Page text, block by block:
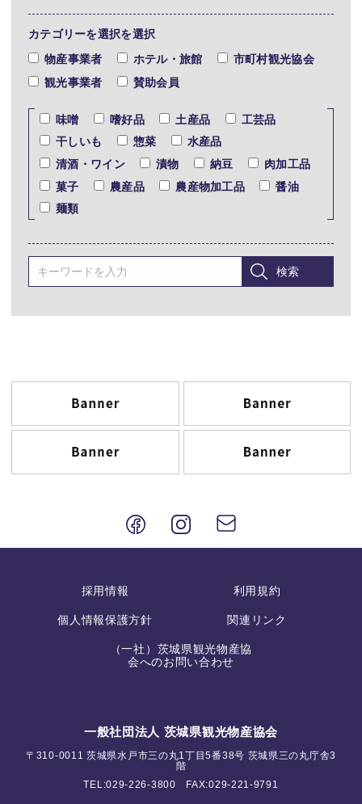
カテゴリーを選択を選択
物産事業者
ホテル・旅館
市町村観光協会
観光事業者
賛助会員
味噌 嗜好品 土産品
工芸品
干しいも
惣菜
水産品
清酒・ワイン
漬物 納豆
肉加工品
菓子
農産品 農産物加工品
醤油
麺類
採用情報 利用規約
個人情報保護方針 関連リンク
（一社）茨城県観光物産協
会へのお問い合わせ
一般社団法人 茨城県観光物産協会
〒310-0011 茨城県水戸市三の丸1丁目5番38号 茨城県三の丸庁舎3
階
TEL:029-226-3800 FAX:029-221-9791